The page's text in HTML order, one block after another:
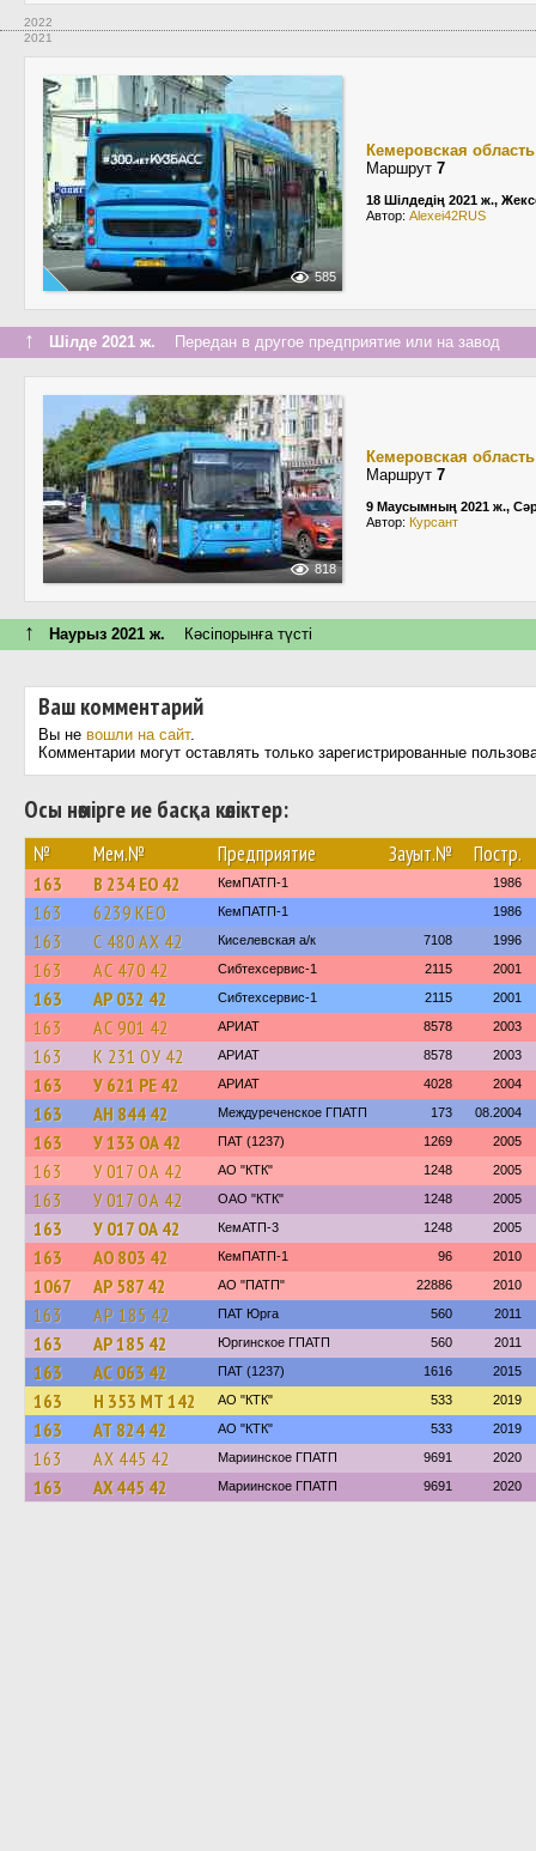
2022
2021
585
Кемеровская
Маршрут 7
18 Шілдедің 2021 ж.,
Автор: Alexei42RUS
↑ Шілде 2021 ж. Передан в другое предприятие или на завод
818
Кемеровская
Маршрут 7
9 Маусымның 2021 ж.,
Автор: Курсант
↑ Наурыз 2021 ж. Кәсіпорынға түсті
Ваш комментарий
Вы не вошли на сайт.
Комментарии могут оставлять только зарегистрированные
Осы нөмірге ие басқа көліктер:
№ Мем.№ Предприятие Зауыт.№ Постр.
163 В 234 ЕО 42 КемПАТП-1 1986
163 6239 КЕО КемПАТП-1 1986
163 С 480 АХ 42 Киселевская а/к 7108 1996
163 АС 470 42 Сибтехсервис-1 2115 2001
163 АР 032 42 Сибтехсервис-1 2115 2001
163 АС 901 42 АРИАТ 8578 2003
163 К 231 ОУ 42 АРИАТ 8578 2003
163 У 621 РЕ 42 АРИАТ 4028 2004
163 АН 844 42 Междуреченское ГПАТП 173 08.2004
163 У 133 ОА 42 ПАТ (1237) 1269 2005
163 У 017 ОА 42 АО "КТК" 1248 2005
163 У 017 ОА 42 ОАО "КТК" 1248 2005
163 У 017 ОА 42 КемАТП-3 1248 2005
163 АО 803 42 КемПАТП-1 96 2010
1067 АР 587 42 АО "ПАТП" 22886 2010
163 АР 185 42 ПАТ Юрга 560 2011
163 АР 185 42 Юргинское ГПАТП 560 2011
163 АС 063 42 ПАТ (1237) 1616 2015
163 Н 353 МТ 142 АО "КТК" 533 2019
163 АТ 824 42 АО "КТК" 533 2019
163 АХ 445 42 Мариинское ГПАТП 9691 2020
163 АХ 445 42 Мариинское ГПАТП 9691 2020